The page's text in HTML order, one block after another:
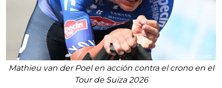
Mathieu van der Poel en acción contra el crono en el
Tour de Suiza 2026